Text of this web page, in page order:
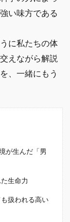
い味方である
に私たちの体
えながら解説
、一緒にもう
が生んだ「男
生命力
扱われる高い